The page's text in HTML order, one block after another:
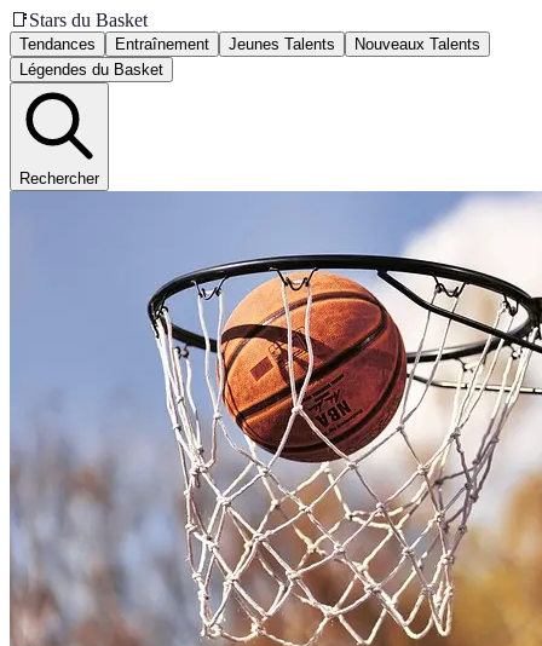
📑Stars du Basket
Tendances Entraînement Jeunes Talents
Nouveaux Talents
Légendes du Basket
Rechercher